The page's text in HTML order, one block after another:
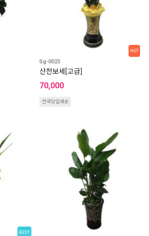
HOT
Sg-0023
산천보세[고급]
70,000
전국당일배송
BEST